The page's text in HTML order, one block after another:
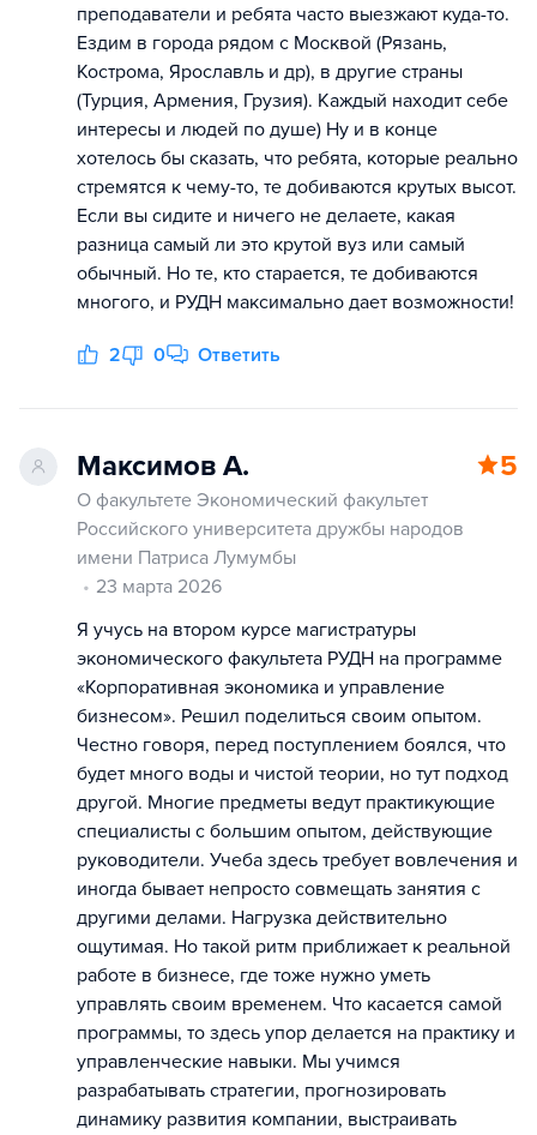
преподаватели и ребята часто выезжают куда-то.
Ездим в города рядом с Москвой (Рязань,
Кострома, Ярославль и др), в другие страны
(Турция, Армения, Грузия). Каждый находит себе
интересы и людей по душе) Ну и в конце
хотелось бы сказать, что ребята, которые реально
стремятся к чему-то, те добиваются крутых высот.
Если вы сидите и ничего не делаете, какая
разница самый ли это крутой вуз или самый
обычный. Но те, кто старается, те добиваются
многого, и РУДН максимально дает возможности!
2 0 Ответить
Максимов А. 5
О факультете Экономический факультет
Российского университета дружбы народов
имени Патриса Лумумбы
23 марта 2026
Я учусь на втором курсе магистратуры
экономического факультета РУДН на программе
«Корпоративная экономика и управление
бизнесом». Решил поделиться своим опытом.
Честно говоря, перед поступлением боялся, что
будет много воды и чистой теории, но тут подход
другой. Многие предметы ведут практикующие
специалисты с большим опытом, действующие
руководители. Учеба здесь требует вовлечения и
иногда бывает непросто совмещать занятия с
другими делами. Нагрузка действительно
ощутимая. Но такой ритм приближает к реальной
работе в бизнесе, где тоже нужно уметь
управлять своим временем. Что касается самой
программы, то здесь упор делается на практику и
управленческие навыки. Мы учимся
разрабатывать стратегии, прогнозировать
динамику развития компании, выстраивать